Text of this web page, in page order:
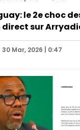
le 2e choc
direct sur
30 Mar, 2026 | 0:47